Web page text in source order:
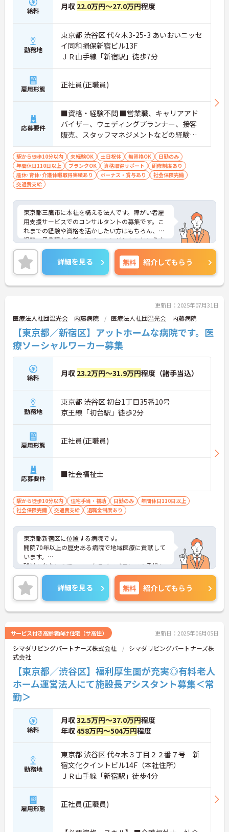
給料 月収 22.0万円～27.0万円程度
勤務地
東京都 渋谷区 代々木3-25-3 あいおいニッセ
イ同和損保新宿ビル13F
ＪＲ山手線「新宿駅」徒歩7分
雇用形態 正社員(正職員)
応募要件
■資格・経験不問 ■営業職、キャリアアド
バイザー、ウェディングプランナー、接客
販売、スタッフマネジメントなどの経験の
ある方／障がい者支援経験をお持ちの方
（社会福祉士、ケアマネジャー、精神保健
福祉士など）歓迎します！
駅から徒歩10分以内 未経験OK 土日祝休 無資格OK
日勤のみ
年間休日110日以上
ブランクOK 資格取得サポート
研修制度あり
産休･育休･介護休暇取得実績あり
ボーナス・賞与あり
社会保険完備
交通費支給
東京都三鷹市に本社を構える法人です。障がい者雇
用支援サービスでのコンサルタントの募集です。こ
れまでの経験や資格を活かしたい方はもちろん、未
経験・異業種から新たにチャレンジしたいという方
も大歓迎！
社員研修や資格取得支援がございますので、働きな
がらスキルアップを目指すことができます。
土日祝日休みで、年間休日は120日♪プライベート
の時間も充実させることができます。
詳細を見る 無料 紹介してもらう
更新日：2025年07月31日
医療法人社団温光会 内藤病院 医療法人社団温光会 内藤病院
【東京都／新宿区】アットホームな病院です。医
療ソーシャルワーカー募集
給料 月収 23.2万円～31.9万円程度（諸手当込）
勤務地
東京都 渋谷区 初台1丁目35番10号
京王線「初台駅」徒歩2分
雇用形態 正社員(正職員)
応募要件 ■社会福祉士
駅から徒歩10分以内 住宅手当・補助 日勤のみ
年間休日110日以上
社会保険完備
交通費支給 退職金制度あり
東京都新宿区に位置する病院です。
開院70年以上の歴史ある病院で地域医療に貢献して
います。
残業も少ないので、ワークライフバランスの重視し
た働き方ができます。
スタッフの仲も良く、アットホームな雰囲気が自慢
です。
ご興味ある方には、面接対策ポイントなど、詳細を
お話しいたしますのでお気軽にご相談ください。
詳細を見る 無料 紹介してもらう
サービス付き高齢者向け住宅（サ高住） 更新日：2025年06月05日
シマダリビングパートナーズ株式会社
シマダリビングパートナーズ株
式会社
【東京都／渋谷区】福利厚生面が充実◎有料老人
ホーム運営法人にて施設長アシスタント募集＜常
勤＞
給料
月収32.5万円～37.0万円程度
年収458万円～504万円程度
勤務地
東京都 渋谷区 代々木３丁目２２番７号 新
宿文化クイントビル14F（本社住所）
ＪＲ山手線「新宿駅」徒歩4分
雇用形態 正社員(正職員)